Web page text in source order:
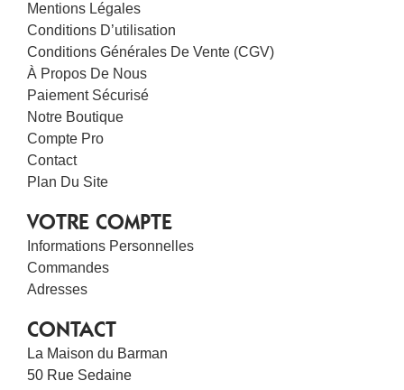
Mentions Légales
Conditions D’utilisation
Conditions Générales De Vente (CGV)
À Propos De Nous
Paiement Sécurisé
Notre Boutique
Compte Pro
Contact
Plan Du Site
VOTRE COMPTE
Informations Personnelles
Commandes
Adresses
CONTACT
La Maison du Barman
50 Rue Sedaine